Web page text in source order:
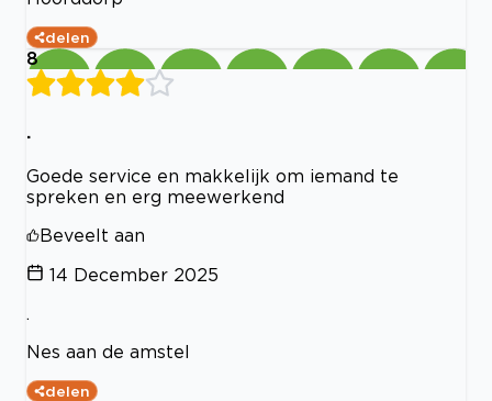
delen
8
.
Goede service en makkelijk om iemand te
spreken en erg meewerkend
Beveelt aan
14 December 2025
.
Nes aan de amstel
delen